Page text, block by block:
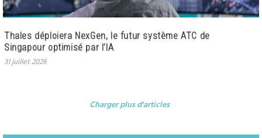
Thales déploiera NexGen, le futur système ATC de
Singapour optimisé par l’IA
31 juillet 2026
Charger plus d'articles